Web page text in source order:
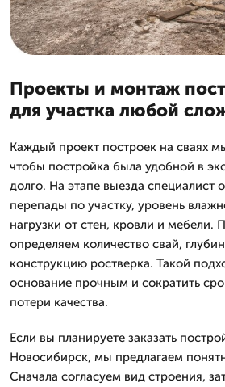
Проекты и монтаж
для участка любой
Каждый проект построек на сваях
чтобы постройка была удобной в
долго. На этапе выезда специалист
перепады по участку, уровень
нагрузки от стен, кровли и мебели.
определяем количество свай,
конструкцию ростверка. Такой
основание прочным и сократить
потери качества.
Если вы планируете заказать
Новосибирск, мы предлагаем
Сначала согласуем вид строения,